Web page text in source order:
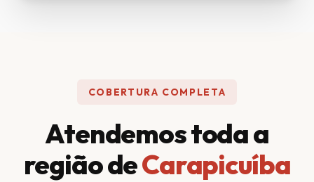
COBERTURA COMPLETA
Atendemos toda a
região deCarapicuíba